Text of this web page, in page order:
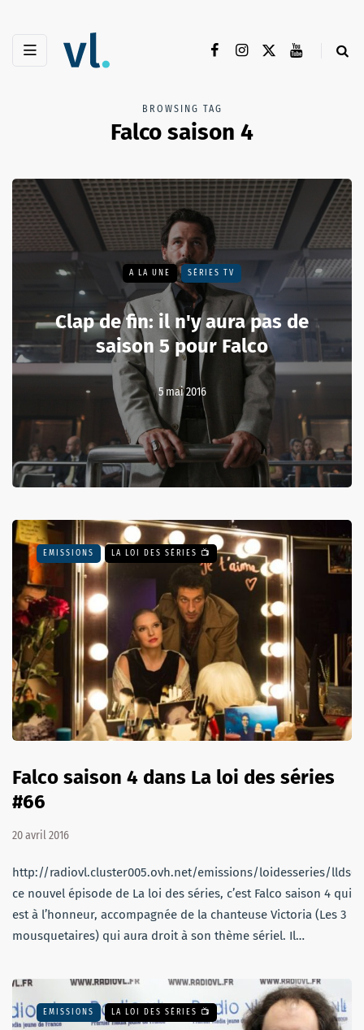
BROWSING TAG
Falco saison 4
A LA UNE SÉRIES TV
Clap de fin: il n'y aura pas de
saison 5 pour Falco
5 mai 2016
EMISSIONS LA LOI DES SÉRIES 📺
Falco saison 4 dans La loi des séries
#66
20 avril 2016
http://radiovl.cluster005.ovh.net/emissions/loidesseries/
ce nouvel épisode de La loi des séries, c’est Falco saison 4 qui
est à l’honneur, accompagnée de la chanteuse Victoria (Les 3
mousquetaires) qui aura droit à son thème sériel. Il…
EMISSIONS LA LOI DES SÉRIES 📺